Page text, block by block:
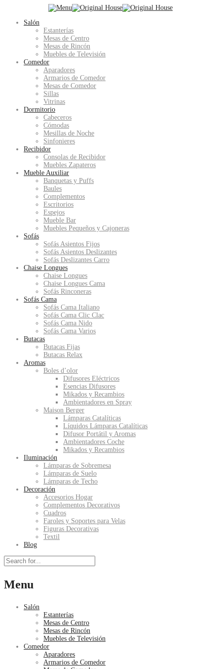
Salón
Estanterías
Mesas de Centro
Mesas de Rincón
Muebles de Televisión
Comedor
Aparadores
Armarios de Comedor
Mesas de Comedor
Sillas
Vitrinas
Dormitorio
Cabeceros
Cómodas
Mesillas de Noche
Sinfonieres
Recibidor
Consolas de Recibidor
Muebles Zapateros
Mueble Auxiliar
Banquetas y Puffs
Baules
Complementos
Escritorios
Espejos
Mueble Bar
Muebles Pequeños y Cajoneras
Sofás
Sofás Asientos Fijos
Sofás Asientos Deslizantes
Sofás Deslizantes Carro
Chaise Longues
Chaise Longues
Chaise Longues Cama
Sofás Rinconeras
Sofás Cama
Sofás Cama Italiano
Sofás Cama Clic Clac
Sofás Cama Nido
Sofás Cama Varios
Butacas
Butacas Fijas
Butacas Relax
Aromas
Boles d’olor
Difusores Eléctricos
Esencias Difusores
Mikados y Recambios
Ambientadores en Spray
Maison Berger
Lámparas Catalíticas
Líquidos Lámparas Catalíticas
Difusor Portátil y Aromas
Ambientadores Coche
Mikados y Recambios
Iluminación
Lámparas de Sobremesa
Lámparas de Suelo
Lámparas de Techo
Decoración
Accesorios Hogar
Complementos Decorativos
Cuadros
Faroles y Soportes para Velas
Figuras Decorativas
Textil
Blog
Menu
Salón
Estanterías
Mesas de Centro
Mesas de Rincón
Muebles de Televisión
Comedor
Aparadores
Armarios de Comedor